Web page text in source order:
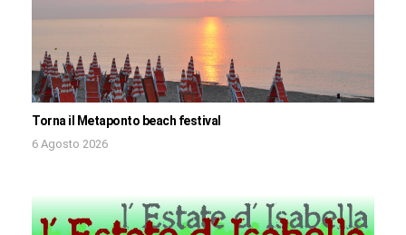
Torna il Metaponto beach festival
6 Agosto 2026